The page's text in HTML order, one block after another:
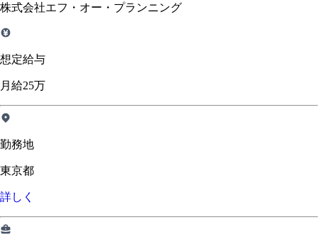
株式会社エフ・オー・プランニング
想定給与
月給25万
勤務地
東京都
詳しく